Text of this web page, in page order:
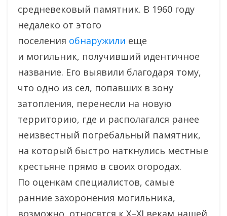
средневековый памятник. В 1960 году
недалеко от этого
поселения обнаружили еще
и могильник, получивший идентичное
название. Его выявили благодаря тому,
что одно из сел, попавших в зону
затопления, перенесли на новую
территорию, где и располагался ранее
неизвестный погребальный памятник,
на который быстро наткнулись местные
крестьяне прямо в своих огородах.
По оценкам специалистов, самые
ранние захоронения могильника,
возможно, относятся к X–XI векам нашей